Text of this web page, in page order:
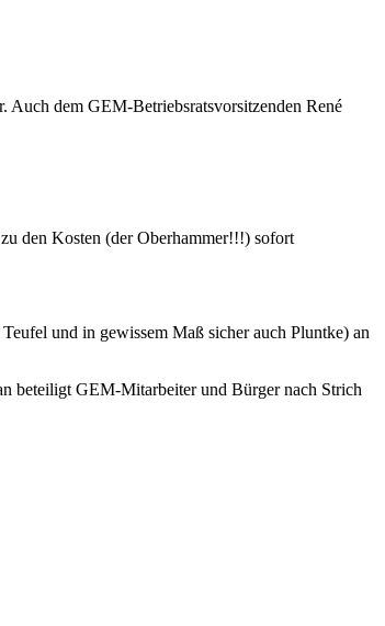
Auch dem GEM-Betriebsratsvorsitzenden René
den Kosten (der Oberhammer!!!) sofort
und in gewissem Maß sicher auch Pluntke) an
beteiligt GEM-Mitarbeiter und Bürger nach Strich